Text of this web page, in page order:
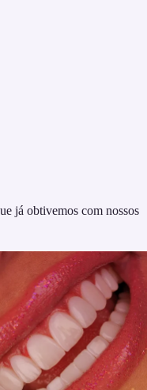
já obtivemos com nossos